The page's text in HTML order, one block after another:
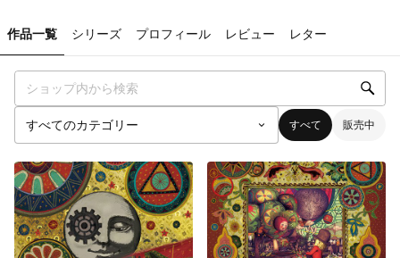
作品一覧 シリーズ プロフィール レビュー レター
すべて 販売中